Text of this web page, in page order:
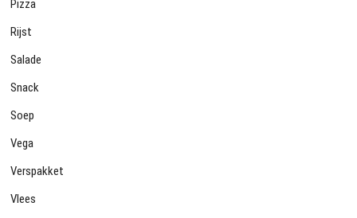
Pizza
Rijst
Salade
Snack
Soep
Vega
Verspakket
Vlees